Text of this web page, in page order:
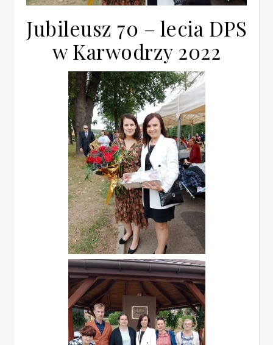
Jubileusz 70 – lecia DPS
w Karwodrzy 2022